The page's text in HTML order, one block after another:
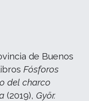
de Buenos
Fósforos
del charco
(2019), Györ.